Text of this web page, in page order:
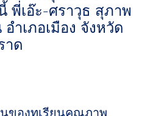
พี่เอ๊ะ-ศราวุธ สุภาพ
อำเภอเมือง จังหวัด
าด